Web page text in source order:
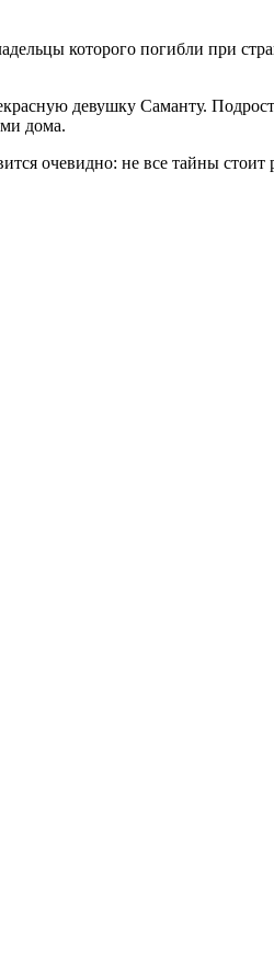
которого погибли при
девушку Саманту.
дома.
очевидно: не все тайны